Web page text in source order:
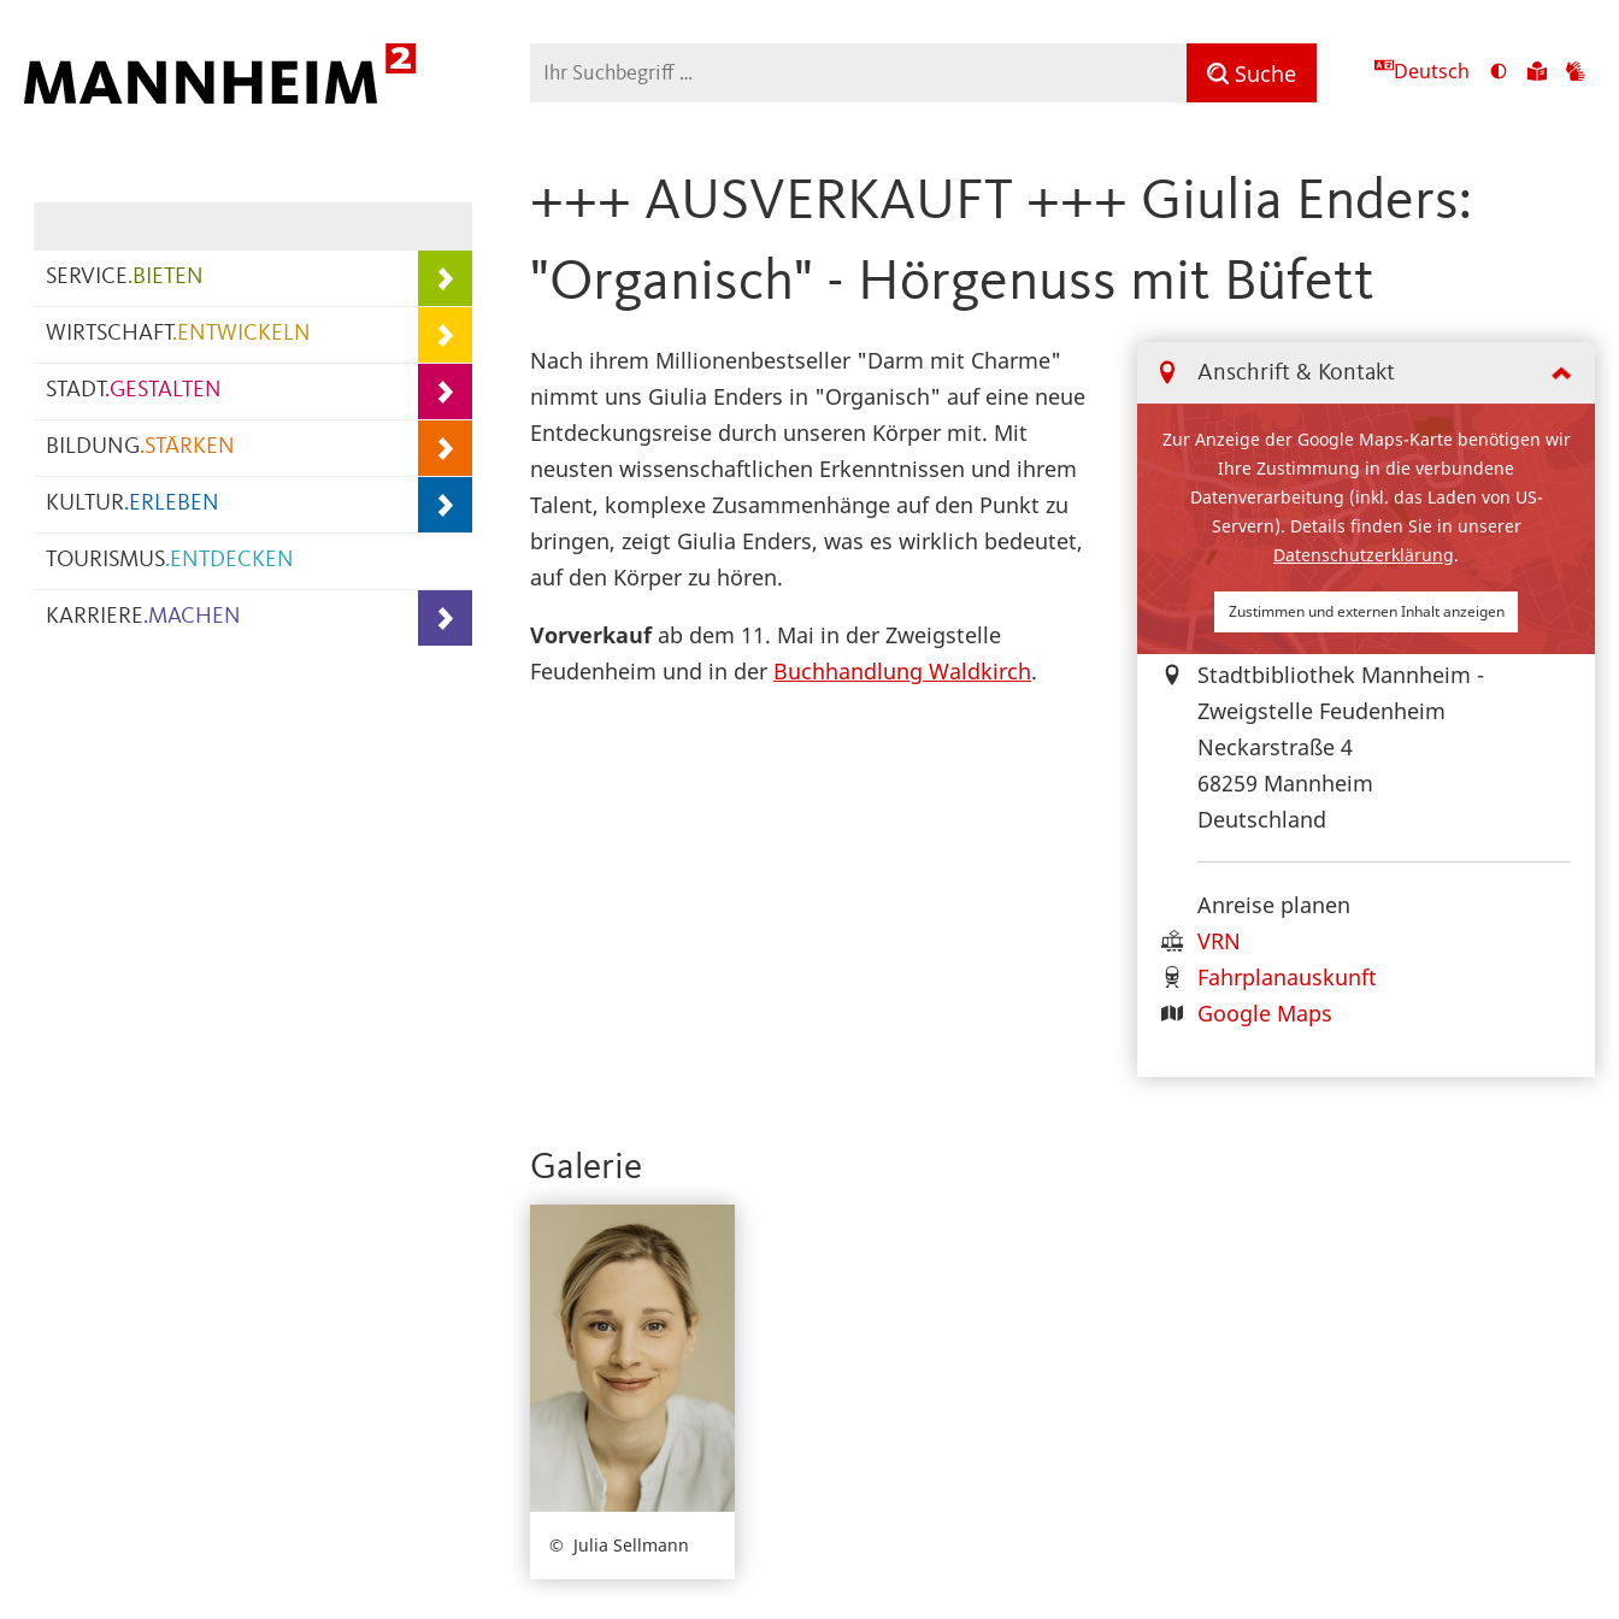
Suche Suche Deutsch
Ansicht
Zu
SERVICE.BIETEN
WIRTSCHAFT.ENTWICKELN
STADT.GESTALTEN
BILDUNG.STÄRKEN
KULTUR.ERLEBEN
TOURISMUS.ENTDECKEN
KARRIERE.MACHEN
+++ AUSVERKAUFT +++ Giulia Enders:
"Organisch" - Hörgenuss mit Büfett
Anschrift & Kontakt
Zur Anzeige der Google Maps-Karte benötigen wir
Ihre Zustimmung in die verbundene
Datenverarbeitung (inkl. das Laden von US-
Servern). Details finden Sie in unserer
Datenschutzerklärung.
Zustimmen und externen Inhalt anzeigen
Stadtbibliothek Mannheim -
Zweigstelle Feudenheim
Neckarstraße 4
68259 Mannheim
Deutschland
Anreise planen
VRN
Fahrplanauskunft
Google Maps
Nach ihrem Millionenbestseller "Darm mit Charme"
nimmt uns Giulia Enders in "Organisch" auf eine neue
Entdeckungsreise durch unseren Körper mit. Mit
neusten wissenschaftlichen Erkenntnissen und ihrem
Talent, komplexe Zusammenhänge auf den Punkt zu
bringen, zeigt Giulia Enders, was es wirklich bedeutet,
auf den Körper zu hören.
Vorverkauf ab dem 11. Mai in der Zweigstelle
Feudenheim und in der Buchhandlung Waldkirch.
Galerie
Julia Sellmann